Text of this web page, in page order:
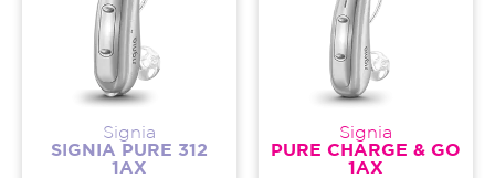
Signia
SIGNIA PURE 312
1AX
Signia
PURE CHARGE & GO
1AX